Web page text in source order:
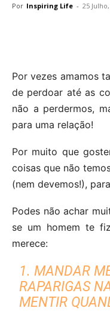
Por Inspiring Life - 25
Por vezes amamos
de perdoar até as
não a perdermos,
para uma relação!
Por muito que
coisas que não
(nem devemos!),
Podes não achar
se um homem te
merece:
1. MANDAR
RAPARIGAS
MENTIR